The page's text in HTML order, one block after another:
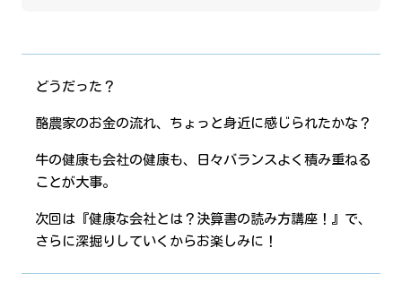
どうだった？
酪農家のお金の流れ、ちょっと身近に感じられたかな？
牛の健康も会社の健康も、日々バランスよく積み重ねる
ことが大事。
次回は『健康な会社とは？決算書の読み方講座！』で、
さらに深掘りしていくからお楽しみに！